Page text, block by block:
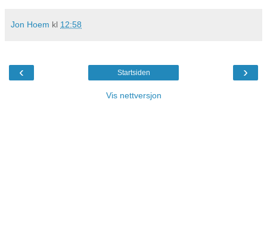
Jon Hoem kl 12:58
‹ ›
Startsiden
Vis nettversjon